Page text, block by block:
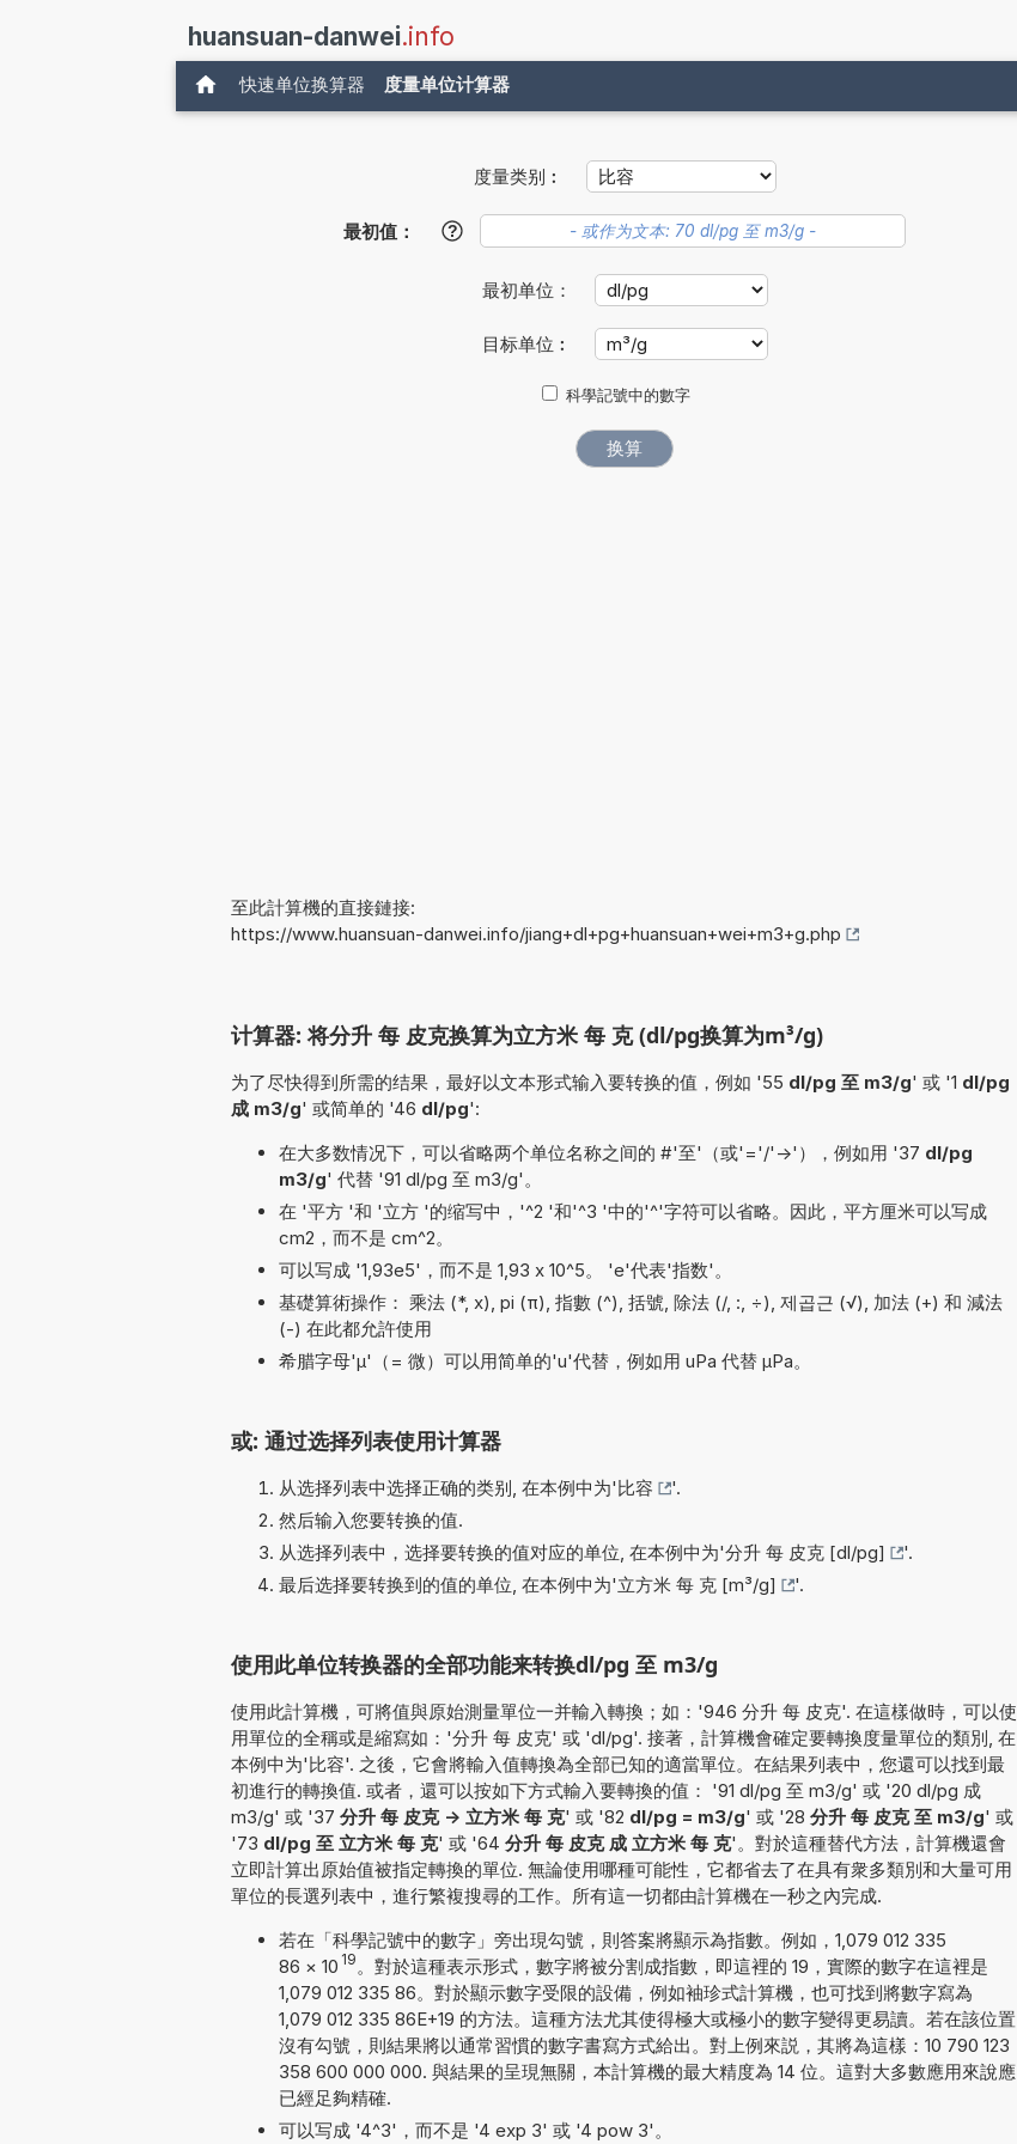
huansuan-danwei.info
快速单位换算器 度量单位计算器
度量类别︰
最初值： ?
最初单位：
目标单位︰
科學記號中的數字
至此計算機的直接鏈接:
https://www.huansuan-danwei.info/jiang+dl+pg+huansuan+wei+m3+g.php
计算器: 将分升 每 皮克换算为立方米 每 克 (dl/pg换算为m³/g)
为了尽快得到所需的结果，最好以文本形式输入要转换的值，例如 '55 dl/pg 至 m3/g' 或 '1 dl/pg
成 m3/g' 或简单的 '46 dl/pg':
在大多数情况下，可以省略两个单位名称之间的 #'至'（或'='/'->'），例如用 '37 dl/pg
m3/g' 代替 '91 dl/pg 至 m3/g'。
在 '平方 '和 '立方 '的缩写中，'^2 '和'^3 '中的'^'字符可以省略。因此，平方厘米可以写成
cm2，而不是 cm^2。
可以写成 '1,93e5'，而不是 1,93 x 10^5。 'e'代表'指数'。
基礎算術操作： 乘法 (*, x), pi (π), 指數 (^), 括號, 除法 (/, :, ÷), 제곱근 (√), 加法 (+) 和 減法
(-) 在此都允許使用
希腊字母'µ'（= 微）可以用简单的'u'代替，例如用 uPa 代替 µPa。
或: 通过选择列表使用计算器
从选择列表中选择正确的类别, 在本例中为'比容
'.
然后输入您要转换的值.
从选择列表中，选择要转换的值对应的单位, 在本例中为'分升 每 皮克 [dl/pg]
'.
最后选择要转换到的值的单位, 在本例中为'立方米 每 克 [m³/g] '.
使用此单位转换器的全部功能来转换dl/pg 至 m3/g
使用此計算機，可將值與原始測量單位一并輸入轉換；如：'946 分升 每 皮克'. 在這樣做時，可以使
用單位的全稱或是縮寫如：'分升 每 皮克' 或 'dl/pg'. 接著，計算機會確定要轉換度量單位的類別, 在
本例中为'比容'. 之後，它會將輸入值轉換為全部已知的適當單位。在結果列表中，您還可以找到最
初進行的轉換值. 或者，還可以按如下方式輸入要轉換的值： '91 dl/pg 至 m3/g' 或 '20 dl/pg 成
m3/g' 或 '37 分升 每 皮克 -> 立方米 每 克' 或 '82 dl/pg = m3/g' 或 '28 分升 每 皮克 至 m3/g' 或
'73 dl/pg 至 立方米 每 克' 或 '64 分升 每 皮克 成 立方米 每 克'。對於這種替代方法，計算機還會
立即計算出原始值被指定轉換的單位. 無論使用哪種可能性，它都省去了在具有衆多類別和大量可用
單位的長選列表中，進行繁複搜尋的工作。所有這一切都由計算機在一秒之內完成.
若在「科學記號中的數字」旁出現勾號，則答案將顯示為指數。例如，1,079 012 335
86 × 10 19 。對於這種表示形式，數字將被分割成指數，即這裡的 19，實際的數字在這裡是
1,079 012 335 86。對於顯示數字受限的設備，例如袖珍式計算機，也可找到將數字寫為
1,079 012 335 86E+19 的方法。這種方法尤其使得極大或極小的數字變得更易讀。若在該位置
沒有勾號，則結果將以通常習慣的數字書寫方式給出。對上例來説，其將為這樣：10 790 123
358 600 000 000. 與結果的呈現無關，本計算機的最大精度為 14 位。這對大多數應用來說應
已經足夠精確.
可以写成 '4^3'，而不是 '4 exp 3' 或 '4 pow 3'。